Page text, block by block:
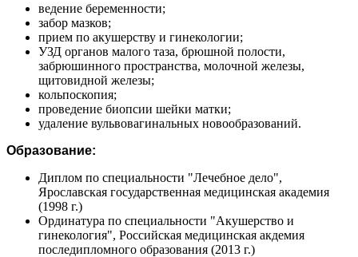
ведение беременности;
забор мазков;
прием по акушерству и гинекологии;
УЗД органов малого таза, брюшной полости,
забрюшинного пространства, молочной железы,
щитовидной железы;
кольпоскопия;
проведение биопсии шейки матки;
удаление вульвовагинальных новообразований.
Образование:
Диплом по специальности "Лечебное дело",
Ярославская государственная медицинская академия
(1998 г.)
Ординатура по специальности "Акушерство и
гинекология", Российская медицинская акдемия
последипломного образования (2013 г.)